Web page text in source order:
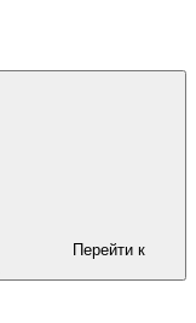
Перейти к